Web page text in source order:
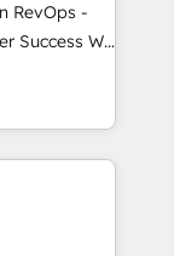
RevOps -
We
sales,
RevOps
HubSpot